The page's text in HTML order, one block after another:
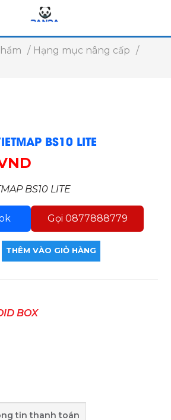
Hạng mục nâng cấp
BS10 LITE
BS10 LITE
Gọi 0877888779
THÊM VÀO GIỎ HÀNG
BOX
tin thanh toán